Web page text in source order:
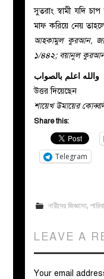
সুতরাং স্বামী যদি
মাফ করিয়ে নেয়
আহকামুল কুরআন,
১/৪৪২; বয়ানুল
والله اعلم بالصواب
উত্তর দিয়েছেন
শায়েখ উমায়ের
Share this:
Telegram
নারীদের জিজ্ঞাসা,
LEAVE A
Your email